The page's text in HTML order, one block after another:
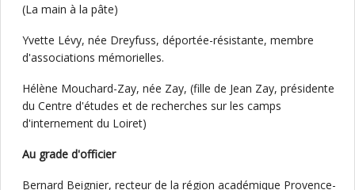
(La main à la pâte)
Yvette Lévy, née Dreyfuss, déportée-résistante, membre
d'associations mémorielles.
Hélène Mouchard-Zay, née Zay, (fille de Jean Zay, présidente
du Centre d'études et de recherches sur les camps
d'internement du Loiret)
Au grade d'officier
Bernard Beignier, recteur de la région académique Provence-